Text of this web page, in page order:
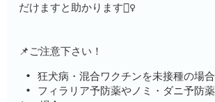
だけますと助かります🙇‍♀️
📌ご注意下さい！
• 狂犬病・混合ワクチンを未接種の場合